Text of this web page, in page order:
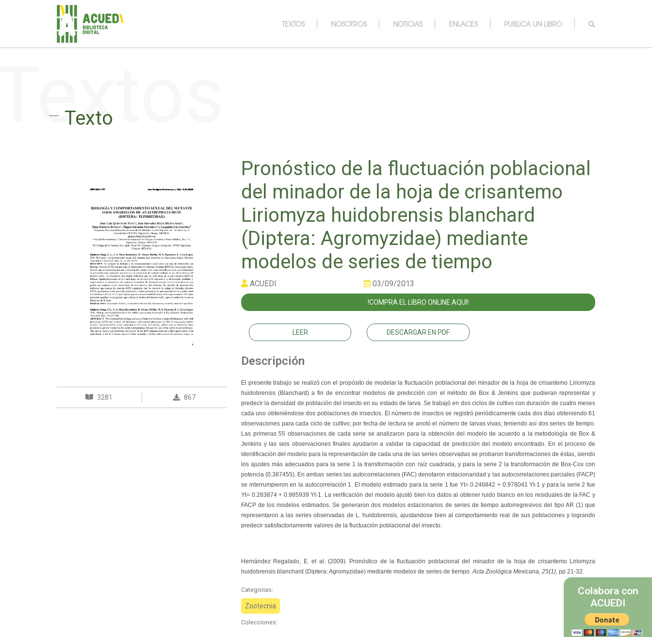
TEXTOS NOSOTROS NOTICIAS ENLACES PUBLICA UN LIBRO
Texto
3281 867
Pronóstico de la fluctuación poblacional
del minador de la hoja de crisantemo
Liriomyza huidobrensis blanchard
(Diptera: Agromyzidae) mediante
modelos de series de tiempo
ACUEDI 03/09/2013
!COMPRA EL LIBRO ONLINE AQUI!
LEER DESCARGAR EN PDF
Descripción
El presente trabajo se realizó con el propósito de modelar la fluctuación poblacional del minador de la hoja de crisantemo Liriomyza
huidobrensis (Blanchard) a fin de encontrar modelos de predicción con el método de Box & Jenkins que pudieran representar y
predecir la densidad de población del insecto en su estado de larva. Se trabajó en dos ciclos de cultivo con duración de cuatro meses
cada uno obteniéndose dos poblaciones de insectos. El número de insectos se registró periódicamente cada dos días obteniendo 61
observaciones para cada ciclo de cultivo; por fecha de lectura se anotó el número de larvas vivas; teniendo así dos series de tiempo.
Las primeras 55 observaciones de cada serie se analizaron para la obtención del modelo de acuerdo a la metodología de Box &
Jenkins y las seis observaciones finales ayudaron a validar la capacidad de predicción del modelo encontrado. En el proceso de
identificación del modelo para la representación de cada una de las series observadas se probaron transformaciones de éstas, siendo
los ajustes más adecuados para la serie 1 la transformación con raíz cuadrada, y para la serie 2 la transformación de Box-Cox con
potencia (0.387455). En ambas series las autocorrelaciones (FAC) denotaron estacionaridad y las autocorrelaciones parciales (FACP)
se interrumpieron en la autocorrelación 1. El modelo estimado para la serie 1 fue Yt= 0.246842 + 0.978041 Yt-1 y para la serie 2 fue
Yt= 0.283874 + 0.985939 Yt-1. La verificación del modelo ajustó bien los datos al obtener ruido blanco en los residuales de la FAC y
FACP de los modelos estimados. Se generaron dos modelos estacionarios de series de tiempo autorregresivos del tipo AR (1) que
representaron a las series observadas de L. huidobrensis, ajustandose bien al comportamiento real de sus poblaciones y logrando
predecir satisfactoriamente valores de la fluctuación poblacional del insecto.
Hernández Regalado, E. et al. (2009). Pronóstico de la fluctuación poblacional del minador de la hoja de crisantemo Liriomyza
huidobrensis blanchard (Diptera: Agromyzidae) mediante modelos de series de tiempo. Acta Zoológica Mexicana, 25(1) , pp 21-32.
Categorias:
Zootecnia
Colecciones:
Colabora con
ACUEDI